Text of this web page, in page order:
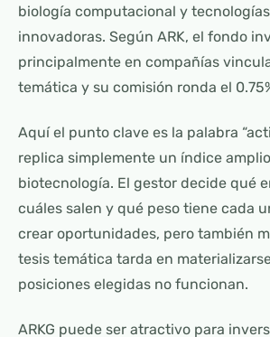
biología computacional y
innovadoras. Según ARK, el fondo
principalmente en compañías
temática y su comisión ronda el
Aquí el punto clave es la palabra
replica simplemente un índice
biotecnología. El gestor decide qué
cuáles salen y qué peso tiene cada
crear oportunidades, pero también
tesis temática tarda en
posiciones elegidas no funcionan.
ARKG puede ser atractivo para